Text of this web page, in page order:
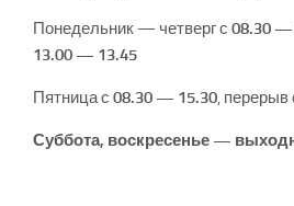
Понедельник — четверг с 08.30 —
13.00 — 13.45
Пятница с 08.30 — 15.30, перерыв
Суббота, воскресенье —